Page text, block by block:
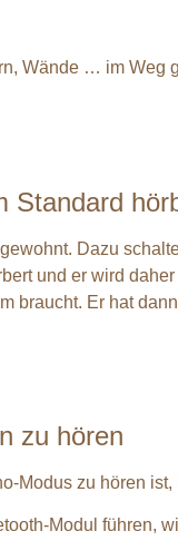
Wände … im
Standard
Dazu
und er wird
braucht. Er hat
zu hören
zu hören
Modul führen,